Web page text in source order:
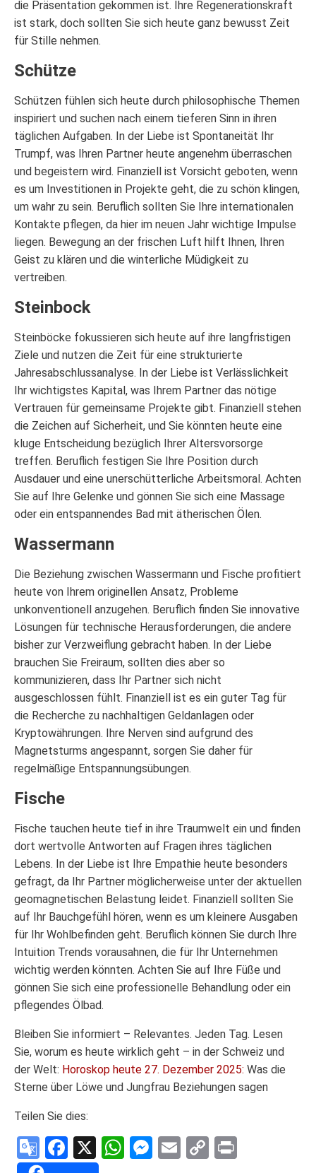
die Präsentation gekommen ist. Ihre Regenerationskraft
ist stark, doch sollten Sie sich heute ganz bewusst Zeit
für Stille nehmen.
Schütze
Schützen fühlen sich heute durch philosophische Themen
inspiriert und suchen nach einem tieferen Sinn in ihren
täglichen Aufgaben. In der Liebe ist Spontaneität Ihr
Trumpf, was Ihren Partner heute angenehm überraschen
und begeistern wird. Finanziell ist Vorsicht geboten, wenn
es um Investitionen in Projekte geht, die zu schön klingen,
um wahr zu sein. Beruflich sollten Sie Ihre internationalen
Kontakte pflegen, da hier im neuen Jahr wichtige Impulse
liegen. Bewegung an der frischen Luft hilft Ihnen, Ihren
Geist zu klären und die winterliche Müdigkeit zu
vertreiben.
Steinbock
Steinböcke fokussieren sich heute auf ihre langfristigen
Ziele und nutzen die Zeit für eine strukturierte
Jahresabschlussanalyse. In der Liebe ist Verlässlichkeit
Ihr wichtigstes Kapital, was Ihrem Partner das nötige
Vertrauen für gemeinsame Projekte gibt. Finanziell stehen
die Zeichen auf Sicherheit, und Sie könnten heute eine
kluge Entscheidung bezüglich Ihrer Altersvorsorge
treffen. Beruflich festigen Sie Ihre Position durch
Ausdauer und eine unerschütterliche Arbeitsmoral. Achten
Sie auf Ihre Gelenke und gönnen Sie sich eine Massage
oder ein entspannendes Bad mit ätherischen Ölen.
Wassermann
Die Beziehung zwischen Wassermann und Fische profitiert
heute von Ihrem originellen Ansatz, Probleme
unkonventionell anzugehen. Beruflich finden Sie innovative
Lösungen für technische Herausforderungen, die andere
bisher zur Verzweiflung gebracht haben. In der Liebe
brauchen Sie Freiraum, sollten dies aber so
kommunizieren, dass Ihr Partner sich nicht
ausgeschlossen fühlt. Finanziell ist es ein guter Tag für
die Recherche zu nachhaltigen Geldanlagen oder
Kryptowährungen. Ihre Nerven sind aufgrund des
Magnetsturms angespannt, sorgen Sie daher für
regelmäßige Entspannungsübungen.
Fische
Fische tauchen heute tief in ihre Traumwelt ein und finden
dort wertvolle Antworten auf Fragen ihres täglichen
Lebens. In der Liebe ist Ihre Empathie heute besonders
gefragt, da Ihr Partner möglicherweise unter der aktuellen
geomagnetischen Belastung leidet. Finanziell sollten Sie
auf Ihr Bauchgefühl hören, wenn es um kleinere Ausgaben
für Ihr Wohlbefinden geht. Beruflich können Sie durch Ihre
Intuition Trends vorausahnen, die für Ihr Unternehmen
wichtig werden könnten. Achten Sie auf Ihre Füße und
gönnen Sie sich eine professionelle Behandlung oder ein
pflegendes Ölbad.
Bleiben Sie informiert – Relevantes. Jeden Tag. Lesen
Sie, worum es heute wirklich geht – in der Schweiz und
der Welt: Horoskop heute 27. Dezember 2025: Was die
Sterne über Löwe und Jungfrau Beziehungen sagen
Teilen Sie dies:
Google
Facebook
X WhatsApp
Messenger
Email
Copy